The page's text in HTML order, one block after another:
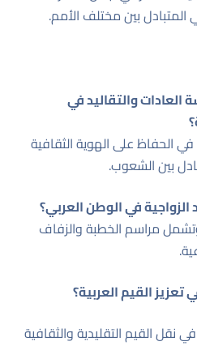
بين مختلف الأمم.
والتقاليد في
الحفاظ على الهوية الثقافية
بين الشعوب.
الزواجية في الوطن العربي؟
مراسم الخطبة والزفاف
القيم العربية؟
نقل القيم التقليدية والثقافية